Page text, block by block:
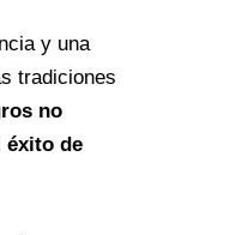
y una
tradiciones
no
éxito de